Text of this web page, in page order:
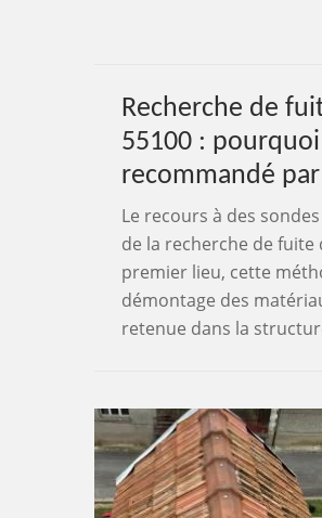
Recherche de
55100 :
recommandé
Le recours à des
de la recherche de fuite
premier lieu, cette
démontage des
retenue dans la